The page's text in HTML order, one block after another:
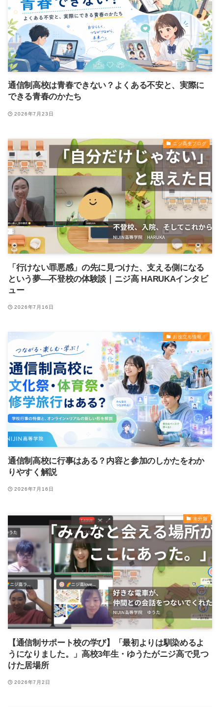
通信制高校は青春できない？よくある不安と、実際に
できる青春のかたち
2026年7月23日
ニジ高生ブログ
「行けない罪悪感」の先に見つけた、支える側になる
という夢―不登校の体験談｜ニジ高 HARUKAインタビ
ュー
2026年7月16日
お役立ち情報！
通信制高校に行事はある？内容と参加のしかたをわか
りやすく解説
2026年7月16日
未分類
【通信制サポート校の学び】「最初よりは馴染めるよ
うになりました。」高校3年生・ゆうたがニジ高で見つ
けた居場所
2026年7月2日